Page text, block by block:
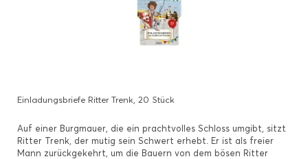
Einladungsbriefe Ritter Trenk, 20 Stück
Auf einer Burgmauer, die ein prachtvolles Schloss umgibt, sitzt
Ritter Trenk, der mutig sein Schwert erhebt. Er ist als freier
Mann zurückgekehrt, um die Bauern von dem bösen Ritter